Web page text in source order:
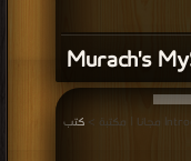
كتب